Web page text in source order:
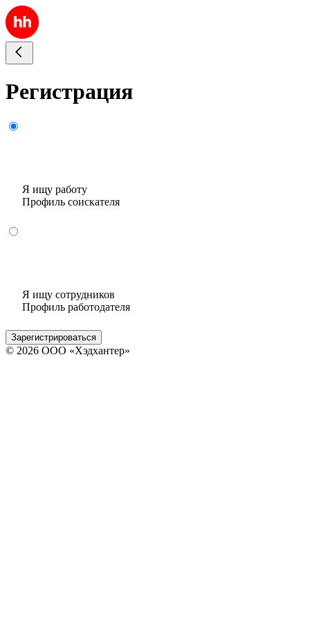
Регистрация
Я ищу работу
Профиль соискателя
Я ищу сотрудников
Профиль работодателя
Зарегистрироваться
© 2026 ООО «Хэдхантер»